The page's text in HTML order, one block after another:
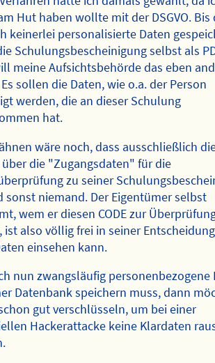
Hut haben wollte mit der DSGVO. Bis
keinerlei personalisierte Daten
Schulungsbescheinigung selbst als
meine Aufsichtsbehörde das eben
sollen die Daten, wie o.a. der Person
werden, die an dieser Schulung
hat.
wäre noch, dass ausschließlich
über die "Zugangsdaten" für die
zu seiner
sonst niemand. Der Eigentümer selbst
wem er diesen CODE zur
ist also völlig frei in seiner
einsehen kann.
nun zwangsläufig personenbezogene
Datenbank speichern muss, dann
gut verschlüsseln, um bei einer
Hackerattacke keine Klardaten